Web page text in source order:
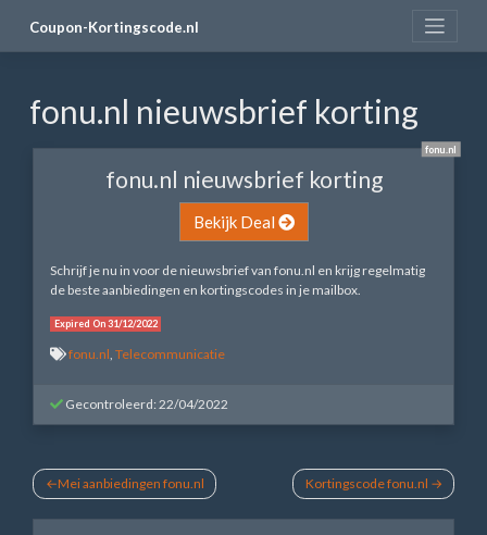
Coupon-Kortingscode.nl
fonu.nl nieuwsbrief korting
fonu.nl
fonu.nl nieuwsbrief korting
Bekijk Deal
Schrijf je nu in voor de nieuwsbrief van fonu.nl en krijg regelmatig
de beste aanbiedingen en kortingscodes in je mailbox.
Expired On 31/12/2022
fonu.nl Telecommunicatie
Gecontroleerd: 22/04/2022
Bericht
navigatie
Mei aanbiedingen fonu.nl Kortingscode fonu.nl